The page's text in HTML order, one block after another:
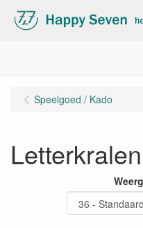
Speelgoed / Kado